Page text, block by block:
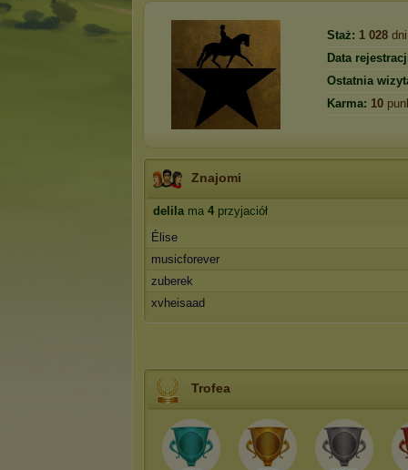
Staż: 1 028 dni
Data
Ostatnia
Karma: 10
Znajomi
delilama 4 przyjaciół
Élise
musicforever
zuberek
xvheisaad
Trofea